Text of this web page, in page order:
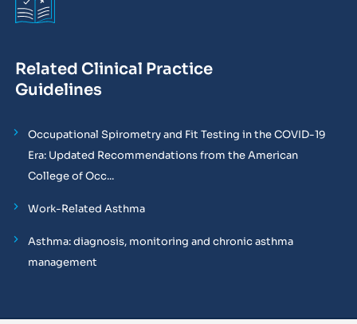
Related Clinical Practice
Guidelines
Occupational Spirometry and Fit Testing in the COVID-19
Era: Updated Recommendations from the American
College of Occ...
Work-Related Asthma
Asthma: diagnosis, monitoring and chronic asthma
management